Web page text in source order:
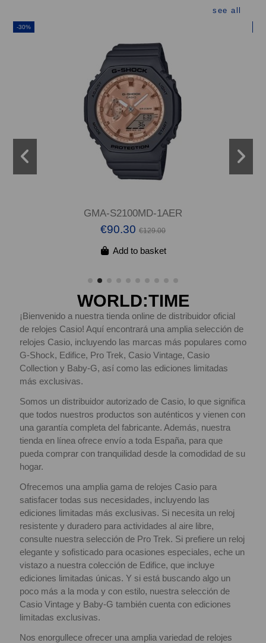
see all
-30%
GMA-S2100MD-1AER
€90.30 €129.00
Add to basket
WORLD:TIME
¡Bienvenido a nuestra tienda online de distribuidor oficial
de relojes Casio! Aquí encontrará una amplia selección de
relojes Casio, incluyendo las marcas más populares como
G-Shock, Edifice, Pro Trek, Casio Vintage, Casio
Collection y Baby-G, así como las ediciones limitadas
más exclusivas.
Somos un distribuidor autorizado de Casio, lo que significa
que todos nuestros productos son auténticos y vienen con
una garantía completa del fabricante. Además, nuestra
tienda en línea ofrece envío a toda España, para que
pueda comprar con tranquilidad desde la comodidad de su
hogar.
Ofrecemos una amplia gama de relojes Casio para
satisfacer todas sus necesidades, incluyendo las
ediciones limitadas más exclusivas. Si necesita un reloj
resistente y duradero para actividades al aire libre,
consulte nuestra selección de Pro Trek. Si prefiere un reloj
elegante y sofisticado para ocasiones especiales, eche un
vistazo a nuestra colección de Edifice, que incluye
ediciones limitadas únicas. Y si está buscando algo un
poco más a la moda y con estilo, nuestra selección de
Casio Vintage y Baby-G también cuenta con ediciones
limitadas exclusivas.
Nos enorgullece ofrecer una amplia variedad de relojes